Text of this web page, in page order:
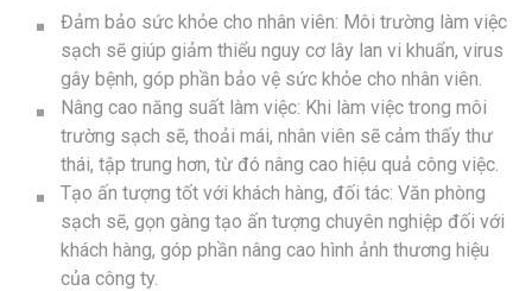
Đảm bảo sức khỏe cho nhân viên: Môi trường làm việc
sạch sẽ giúp giảm thiểu nguy cơ lây lan vi khuẩn, virus
gây bệnh, góp phần bảo vệ sức khỏe cho nhân viên.
Nâng cao năng suất làm việc: Khi làm việc trong môi
trường sạch sẽ, thoải mái, nhân viên sẽ cảm thấy thư
thái, tập trung hơn, từ đó nâng cao hiệu quả công việc.
Tạo ấn tượng tốt với khách hàng, đối tác: Văn phòng
sạch sẽ, gọn gàng tạo ấn tượng chuyên nghiệp đối với
khách hàng, góp phần nâng cao hình ảnh thương hiệu
của công ty.